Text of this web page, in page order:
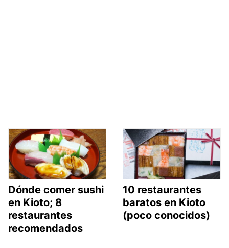
Dónde comer sushi
en Kioto; 8
restaurantes
recomendados
10 restaurantes
baratos en Kioto
(poco conocidos)